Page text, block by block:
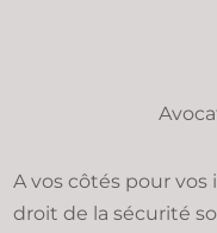
A vos côtés pour
droit de la sécurité